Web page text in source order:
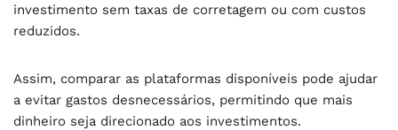
investimento sem taxas de corretagem ou com custos
reduzidos.
Assim, comparar as plataformas disponíveis pode ajudar
a evitar gastos desnecessários, permitindo que mais
dinheiro seja direcionado aos investimentos.